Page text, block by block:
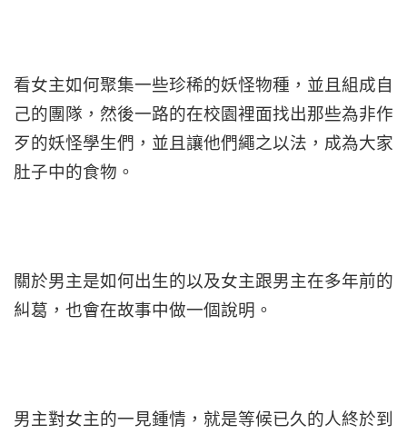
看女主如何聚集一些珍稀的妖怪物種，並且組成自
己的團隊，然後一路的在校園裡面找出那些為非作
歹的妖怪學生們，並且讓他們繩之以法，成為大家
肚子中的食物。
關於男主是如何出生的以及女主跟男主在多年前的
糾葛，也會在故事中做一個說明。
男主對女主的一見鍾情，就是等候已久的人終於到